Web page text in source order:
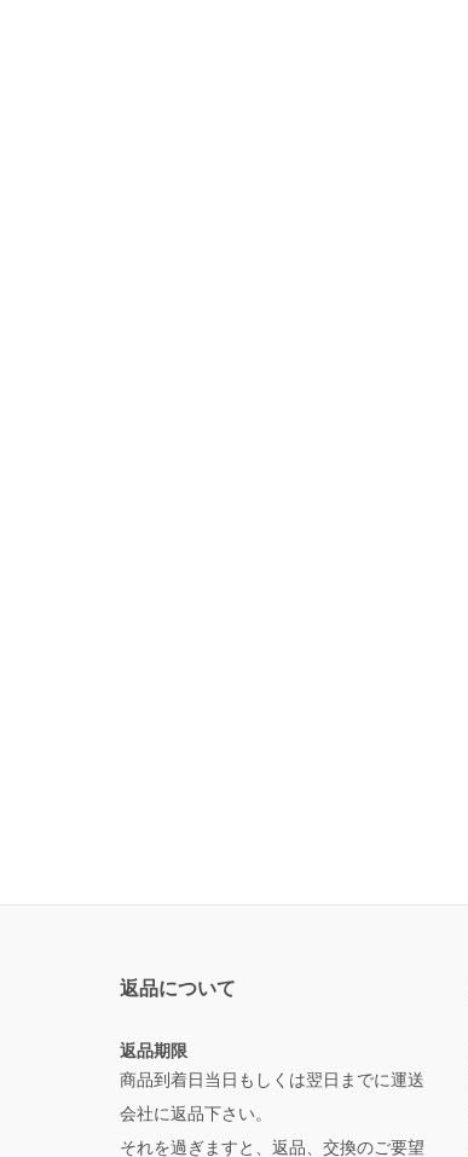
返品について
返品期限
商品到着日当日もしくは翌日までに運送
会社に返品下さい。
それを過ぎますと、返品、交換のご要望